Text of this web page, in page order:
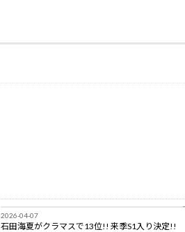
2026-04-07
石田海夏がクラマスで13位!! 来季S1入り決定!!